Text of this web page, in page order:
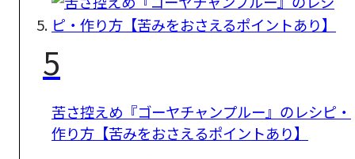
5
苦さ控えめ『ゴーヤチャンプルー』のレシピ・
作り方【苦みをおさえるポイントあり】